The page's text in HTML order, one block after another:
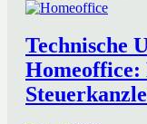
Technische
Homeoffice: